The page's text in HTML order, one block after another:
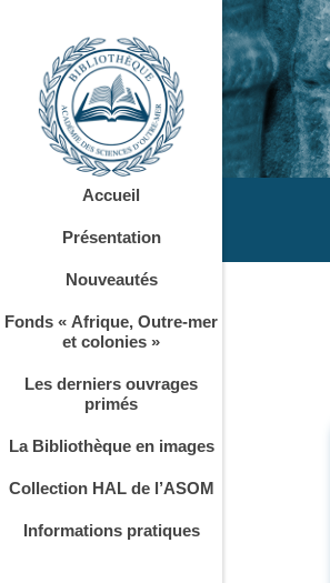
Accueil
Présentation
Nouveautés
Fonds « Afrique, Outre-mer
et colonies »
Les derniers ouvrages
primés
La Bibliothèque en images
Collection HAL de l’ASOM
Informations pratiques